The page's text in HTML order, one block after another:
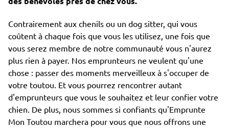
Contrairement aux chenils ou un dog sitter, qui vous
coûtent à chaque fois que vous les utilisez, une fois que
vous serez membre de notre communauté vous n'aurez
plus rien à payer. Nos emprunteurs ne veulent qu'une
chose : passer des moments merveilleux à s'occuper de
votre toutou. Et vous pourrez rencontrer autant
d'emprunteurs que vous le souhaitez et leur confier votre
chien. De plus, nous sommes si confiants qu'Emprunte
Mon Toutou marchera pour vous que nous offrons une